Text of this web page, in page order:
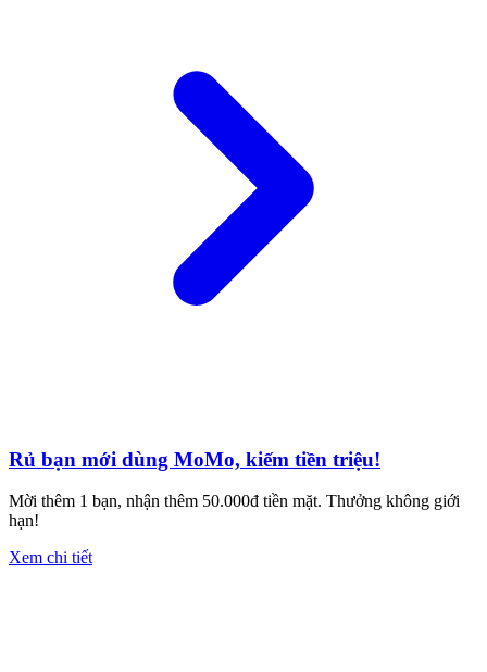
Rủ bạn mới dùng MoMo, kiếm tiền triệu!
Mời thêm 1 bạn, nhận thêm 50.000đ tiền mặt. Thưởng không giới
hạn!
Xem chi tiết